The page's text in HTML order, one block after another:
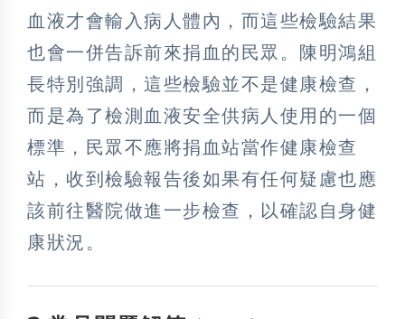
血液才會輸入病人體內，而這些檢驗結果
也會一併告訴前來捐血的民眾。陳明鴻組
長特別強調，這些檢驗並不是健康檢查，
而是為了檢測血液安全供病人使用的一個
標準，民眾不應將捐血站當作健康檢查
站，收到檢驗報告後如果有任何疑慮也應
該前往醫院做進一步檢查，以確認自身健
康狀況。